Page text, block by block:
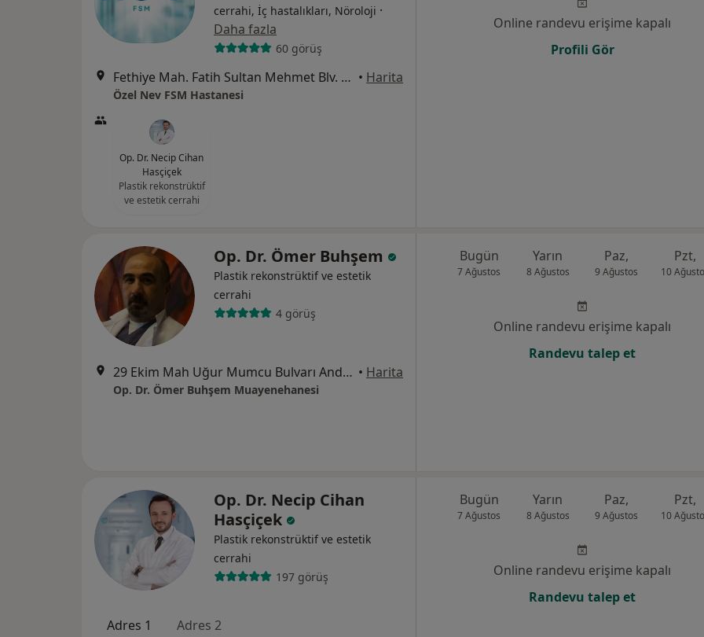
cerrahi, İç hastalıkları, Nöroloji ·
Daha fazla
60 görüş
Fethiye Mah. Fatih Sultan Mehmet Blv. No:167, Nilüfer • Harita
Özel Nev FSM Hastanesi
Op. Dr. Necip Cihan
Hasçiçek
Plastik rekonstrüktif
ve estetik cerrahi
Online randevu erişime kapalı
Profili Gör
Op. Dr. Ömer Buhşem
Plastik rekonstrüktif ve estetik
cerrahi
4 görüş
29 Ekim Mah Uğur Mumcu Bulvarı Anda Park Sitesi 90B B Blok, Bursa • Harita
Op. Dr. Ömer Buhşem Muayenehanesi
Bugün
7 Ağustos
Yarın
8 Ağustos
Paz,
9 Ağustos
Pzt,
10
Online randevu erişime kapalı
Randevu talep et
Op. Dr. Necip Cihan
Hasçiçek
Plastik rekonstrüktif ve estetik
cerrahi
197 görüş
Adres 1 Adres 2
Bugün
7 Ağustos
Yarın
8 Ağustos
Paz,
9 Ağustos
Pzt,
10
Online randevu erişime kapalı
Randevu talep et